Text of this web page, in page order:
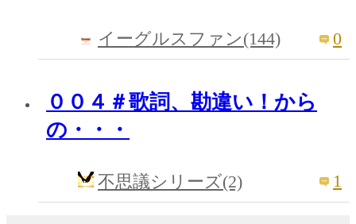
イーグルスファン(144) 0
００４＃歌詞、勘違い！から
の・・・
不思議シリーズ(2) 1